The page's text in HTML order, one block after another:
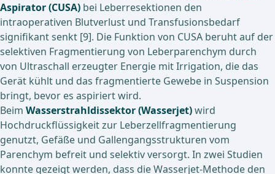
Aspirator (CUSA) bei Leberresektionen den
intraoperativen Blutverlust und Transfusionsbedarf
signifikant senkt [9]. Die Funktion von CUSA beruht auf der
selektiven Fragmentierung von Leberparenchym durch
von Ultraschall erzeugter Energie mit Irrigation, die das
Gerät kühlt und das fragmentierte Gewebe in Suspension
bringt, bevor es aspiriert wird.
Beim Wasserstrahldissektor (Wasserjet)wird
Hochdruckflüssigkeit zur Leberzellfragmentierung
genutzt, Gefäße und Gallengangsstrukturen vom
Parenchym befreit und selektiv versorgt. In zwei Studien
konnte gezeigt werden, dass die Wasserjet-Methode den